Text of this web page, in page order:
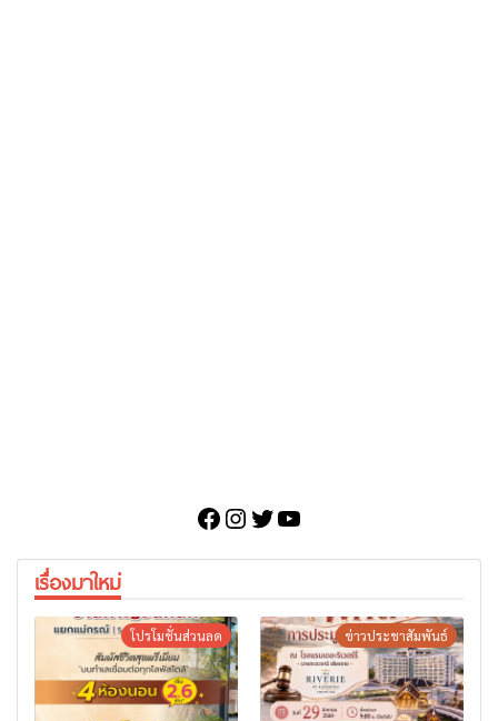
Facebook
Instagram
Twitter
YouTube
เรื่องมาใหม่
โปรโมชั่นส่วนลด ข่าวประชาสัมพันธ์